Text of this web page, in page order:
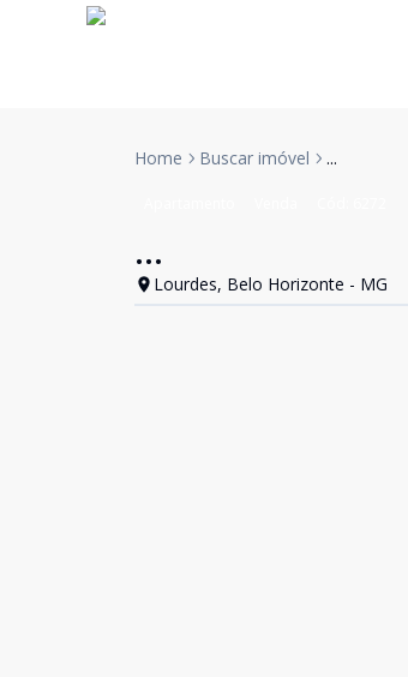
Home Buscar imóvel ...
...
Lourdes, Belo Horizonte - MG